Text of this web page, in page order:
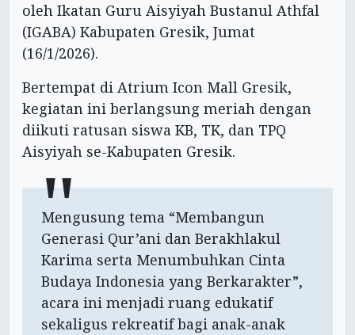
oleh Ikatan Guru Aisyiyah Bustanul Athfal
(IGABA) Kabupaten Gresik, Jumat
(16/1/2026).
Bertempat di Atrium Icon Mall Gresik,
kegiatan ini berlangsung meriah dengan
diikuti ratusan siswa KB, TK, dan TPQ
Aisyiyah se-Kabupaten Gresik.
Mengusung tema “Membangun
Generasi Qur’ani dan Berakhlakul
Karima serta Menumbuhkan Cinta
Budaya Indonesia yang Berkarakter”,
acara ini menjadi ruang edukatif
sekaligus rekreatif bagi anak-anak